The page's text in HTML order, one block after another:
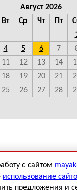
Август 2026
Вт Ср Чт Пт
4 5 6 7
11 12 13 14
18 19 20 21
25 26 27 28
материалов
только при
ссылки.
с сайтом
использование
предложения и